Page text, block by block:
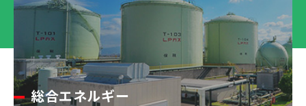
総合エネルギー